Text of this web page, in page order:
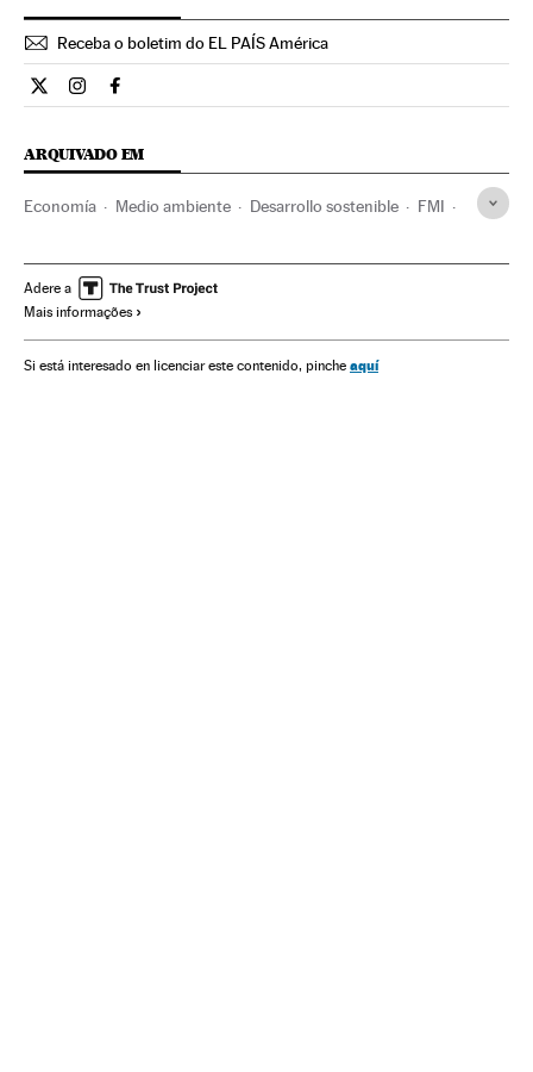
Receba o boletim do EL PAÍS América
Opiniao El País Brasil en Twitter
Opiniao El País Brasil en Instagram
Opiniao El País Brasil en Facebook
ARQUIVADO EM
Economía Medio ambiente Desarrollo sostenible FMI
Política ambiental Política económica
Adere a
Mais informações
Si está interesado en licenciar este contenido, pinche aquí